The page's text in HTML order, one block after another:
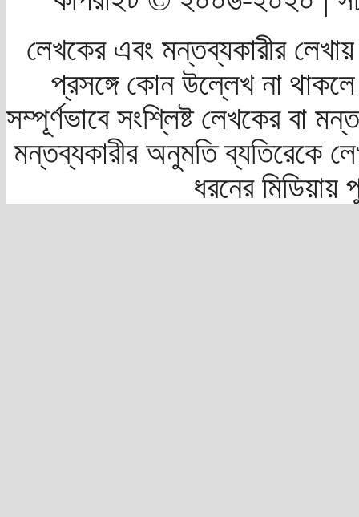
লেখকের এবং মন্তব্যকারীর
প্রসঙ্গে কোন উল্লেখ না
সম্পূর্ণভাবে সংশ্লিষ্ট লেখকের বা
মন্তব্যকারীর অনুমতি ব্যতিরেকে
ধরনের মিডিয়ায়